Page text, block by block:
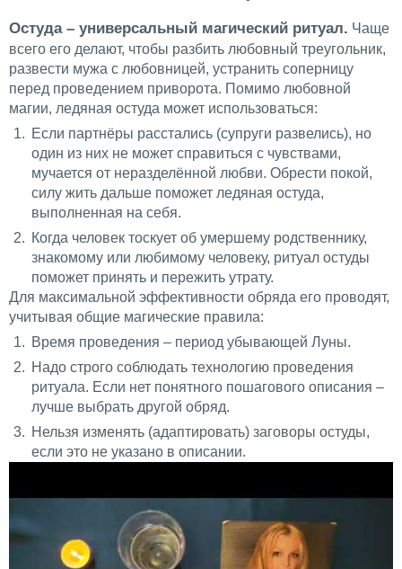
Остуда – универсальный магический ритуал. Чаще
всего его делают, чтобы разбить любовный треугольник,
развести мужа с любовницей, устранить соперницу
перед проведением приворота. Помимо любовной
магии, ледяная остуда может использоваться:
Если партнёры расстались (супруги развелись), но
один из них не может справиться с чувствами,
мучается от неразделённой любви. Обрести покой,
силу жить дальше поможет ледяная остуда,
выполненная на себя.
Когда человек тоскует об умершему родственнику,
знакомому или любимому человеку, ритуал остуды
поможет принять и пережить утрату.
Для максимальной эффективности обряда его проводят,
учитывая общие магические правила:
Время проведения – период убывающей Луны.
Надо строго соблюдать технологию проведения
ритуала. Если нет понятного пошагового описания –
лучше выбрать другой обряд.
Нельзя изменять (адаптировать) заговоры остуды,
если это не указано в описании.